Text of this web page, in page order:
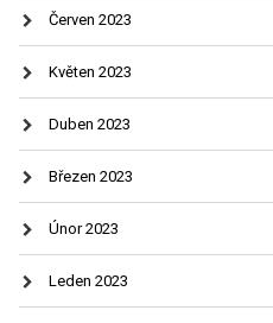
Červen 2023
Květen 2023
Duben 2023
Březen 2023
Únor 2023
Leden 2023